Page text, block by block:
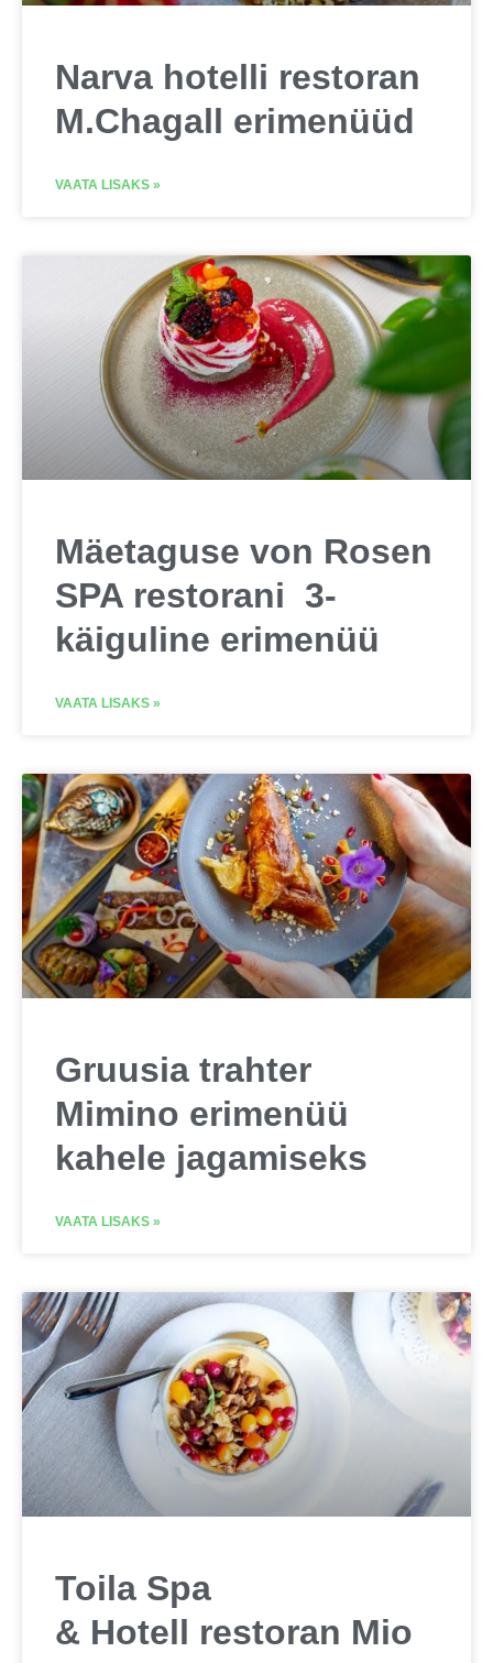
Narva hotelli restoran
M.Chagall erimenüüd
VAATA LISAKS »
Mäetaguse von Rosen
SPA restorani 3-
käiguline erimenüü
VAATA LISAKS »
Gruusia trahter
Mimino erimenüü
kahele jagamiseks
VAATA LISAKS »
Toila Spa
& Hotell restoran Mio